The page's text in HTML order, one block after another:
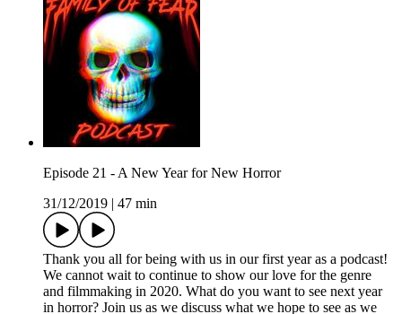
Episode 21 - A New Year for New Horror
31/12/2019
47 min
Thank you all for being with us in our first year as a podcast!
We cannot wait to continue to show our love for the genre
and filmmaking in 2020. What do you want to see next year
in horror? Join us as we discuss what we hope to see as we